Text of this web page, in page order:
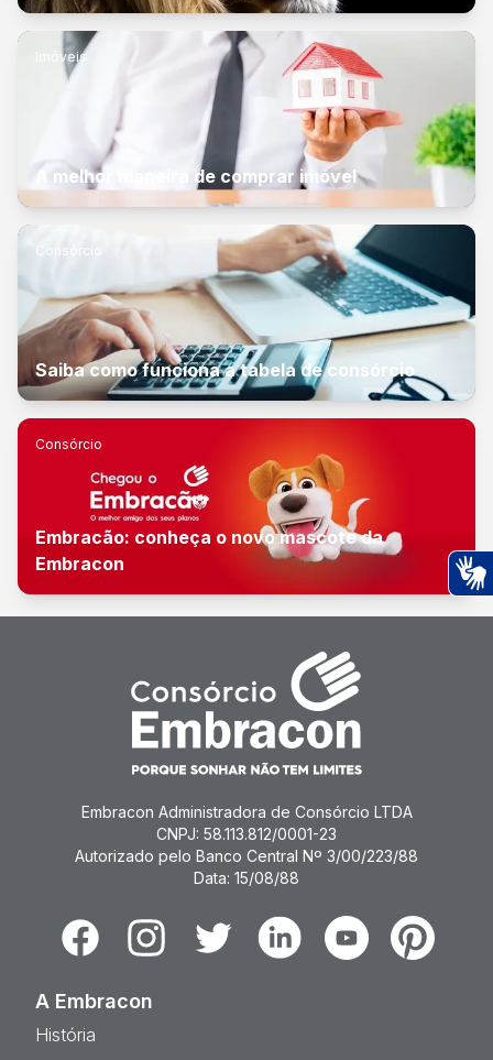
Imóveis
A melhor maneira de comprar imóvel
Consórcio
Saiba como funciona a tabela de consórcio
Consórcio
Embracão: conheça o novo mascote da
Embracon
Embracon Administradora de Consórcio LTDA
CNPJ: 58.113.812/0001-23
Autorizado pelo Banco Central Nº 3/00/223/88
Data: 15/08/88
FacebookInstagramTwitter LinkedinYoutubePinterest
A Embracon
História